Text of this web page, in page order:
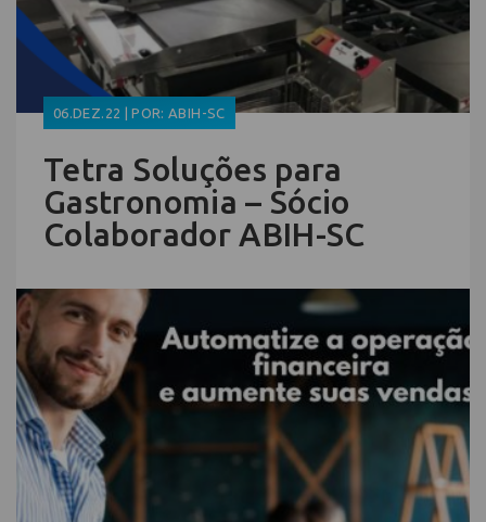
06.DEZ.22 | POR: ABIH-SC
Tetra Soluções para
Gastronomia – Sócio
Colaborador ABIH-SC